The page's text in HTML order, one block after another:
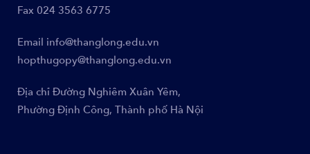
Fax 024 3563 6775
Email info@thanglong.edu.vn
hopthugopy@thanglong.edu.vn
Địa chỉ Đường Nghiêm Xuân Yêm,
Phường Định Công, Thành phố Hà Nội